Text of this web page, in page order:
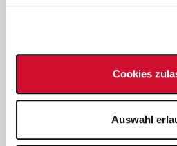
Cookies
Auswahl
Bewerbung als Altenpflegehelfer*in
Bewerbung als Erzieher*in
AWO Gliederungen nach Bundesland